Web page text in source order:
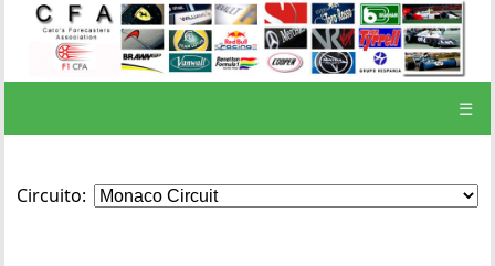
☰
Circuito: